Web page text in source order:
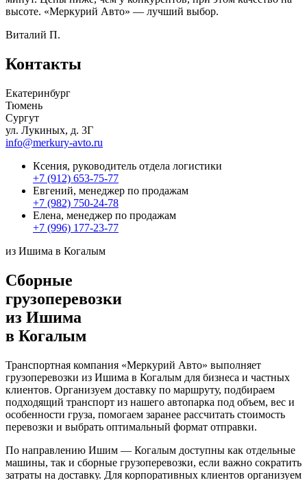
высоте. «Меркурий Авто» — лучший выбор.
Виталий П.
Контакты
Екатеринбург
Тюмень
Сургут
ул. Лукиных, д. 3Г
info@merkury-avto.ru
Ксения, руководитель отдела логистики
+7 (912) 653-75-77
Евгений, менеджер по продажам
+7 (982) 750-24-78
Елена, менеджер по продажам
+7 (996) 177-23-77
из Ишима в Когалым
Сборные
грузоперевозки
из Ишима
в Когалым
Транспортная компания «Меркурий Авто» выполняет
грузоперевозки из Ишима в Когалым для бизнеса и частных
клиентов. Организуем доставку по маршруту, подбираем
подходящий транспорт из нашего автопарка под объем, вес и
особенности груза, помогаем заранее рассчитать стоимость
перевозки и выбрать оптимальный формат отправки.
По направлению Ишим — Когалым доступны как отдельные
машины, так и сборные грузоперевозки, если важно сократить
затраты на доставку. Для корпоративных клиентов организуем